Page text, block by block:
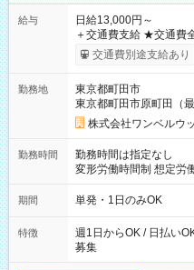
給与
日給13,000円～
＋交通費支給 ★交通費全額支給！ ┗案件により規定あり ★日払
いOK！（規定あり） ┗
ンビニATMから 日払い分を引
交通費別途支給あり
勤務地
東京都町田市
東京都町田市原町田（
株式会社ワンベルウ
勤務時間
勤務時間は指定なし
変形労働時間制 想定労働時間160時
～21：00
期間 単発・1日のみOK
特徴
週1日からOK / 日払い
募集